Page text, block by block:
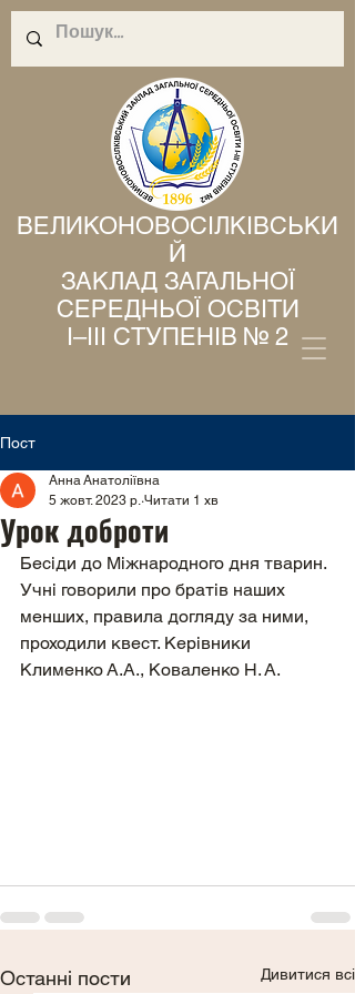
ВЕЛИКОНОВОСІЛКІВСЬКИ
Й
ЗАКЛАД ЗАГАЛЬНОЇ
СЕРЕДНЬОЇ ОСВІТИ
І–ІІІ СТУПЕНІВ № 2
Пост
Урок доброти
Анна Анатоліївна
5 жовт. 2023 р. Читати 1 хв
Бесіди до Міжнародного дня тварин.
Учні говорили про братів наших
менших, правила догляду за ними,
проходили квест. Керівники
Клименко А.А., Коваленко Н. А.
Останні пости Дивитися всі